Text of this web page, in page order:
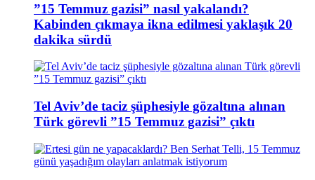
”15 Temmuz gazisi” nasıl yakalandı?
Kabinden çıkmaya ikna edilmesi yaklaşık 20
dakika sürdü
Tel Aviv’de taciz şüphesiyle gözaltına alınan
Türk görevli ”15 Temmuz gazisi” çıktı